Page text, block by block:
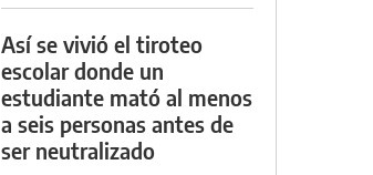
Así se vivió el tiroteo
escolar donde un
estudiante mató al menos
a seis personas antes de
ser neutralizado